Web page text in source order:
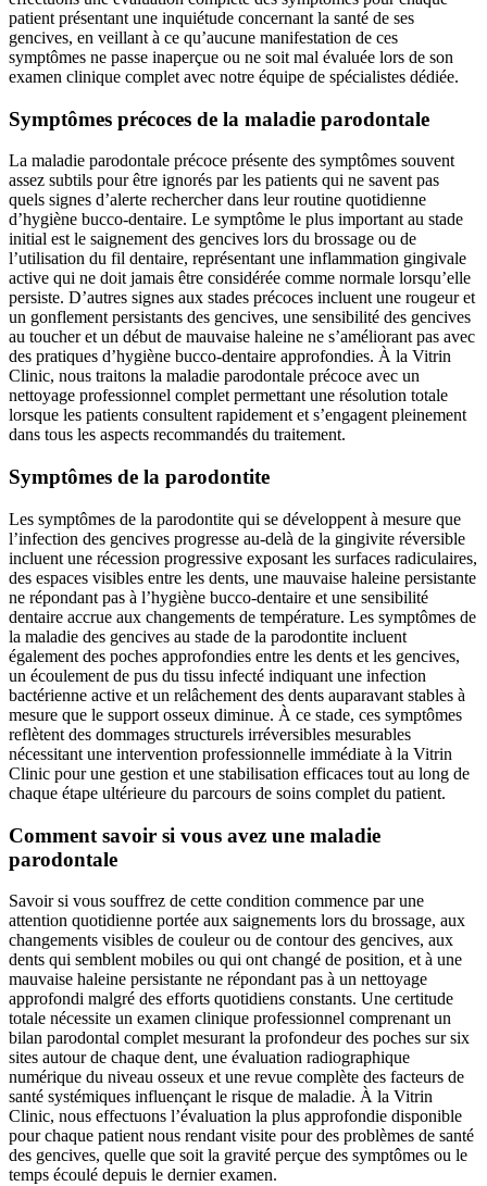
patient présentant une inquiétude concernant la santé de ses
gencives, en veillant à ce qu’aucune manifestation de ces
symptômes ne passe inaperçue ou ne soit mal évaluée lors de son
examen clinique complet avec notre équipe de spécialistes dédiée.
Symptômes précoces de la maladie parodontale
La maladie parodontale précoce présente des symptômes souvent
assez subtils pour être ignorés par les patients qui ne savent pas
quels signes d’alerte rechercher dans leur routine quotidienne
d’hygiène bucco-dentaire. Le symptôme le plus important au stade
initial est le saignement des gencives lors du brossage ou de
l’utilisation du fil dentaire, représentant une inflammation gingivale
active qui ne doit jamais être considérée comme normale lorsqu’elle
persiste. D’autres signes aux stades précoces incluent une rougeur et
un gonflement persistants des gencives, une sensibilité des gencives
au toucher et un début de mauvaise haleine ne s’améliorant pas avec
des pratiques d’hygiène bucco-dentaire approfondies. À la Vitrin
Clinic, nous traitons la maladie parodontale précoce avec un
nettoyage professionnel complet permettant une résolution totale
lorsque les patients consultent rapidement et s’engagent pleinement
dans tous les aspects recommandés du traitement.
Symptômes de la parodontite
Les symptômes de la parodontite qui se développent à mesure que
l’infection des gencives progresse au-delà de la gingivite réversible
incluent une récession progressive exposant les surfaces radiculaires,
des espaces visibles entre les dents, une mauvaise haleine persistante
ne répondant pas à l’hygiène bucco-dentaire et une sensibilité
dentaire accrue aux changements de température. Les symptômes de
la maladie des gencives au stade de la parodontite incluent
également des poches approfondies entre les dents et les gencives,
un écoulement de pus du tissu infecté indiquant une infection
bactérienne active et un relâchement des dents auparavant stables à
mesure que le support osseux diminue. À ce stade, ces symptômes
reflètent des dommages structurels irréversibles mesurables
nécessitant une intervention professionnelle immédiate à la Vitrin
Clinic pour une gestion et une stabilisation efficaces tout au long de
chaque étape ultérieure du parcours de soins complet du patient.
Comment savoir si vous avez une maladie
parodontale
Savoir si vous souffrez de cette condition commence par une
attention quotidienne portée aux saignements lors du brossage, aux
changements visibles de couleur ou de contour des gencives, aux
dents qui semblent mobiles ou qui ont changé de position, et à une
mauvaise haleine persistante ne répondant pas à un nettoyage
approfondi malgré des efforts quotidiens constants. Une certitude
totale nécessite un examen clinique professionnel comprenant un
bilan parodontal complet mesurant la profondeur des poches sur six
sites autour de chaque dent, une évaluation radiographique
numérique du niveau osseux et une revue complète des facteurs de
santé systémiques influençant le risque de maladie. À la Vitrin
Clinic, nous effectuons l’évaluation la plus approfondie disponible
pour chaque patient nous rendant visite pour des problèmes de santé
des gencives, quelle que soit la gravité perçue des symptômes ou le
temps écoulé depuis le dernier examen.